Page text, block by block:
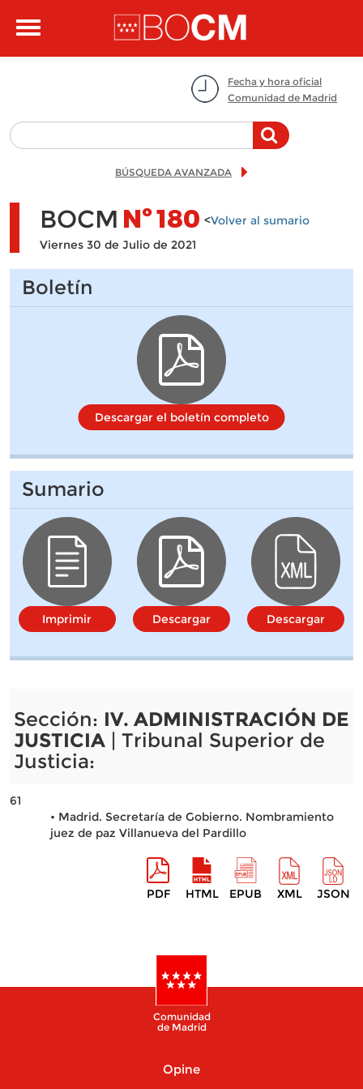
Toggle
Fecha y hora oficial
Comunidad de Madrid
BÚSQUEDA AVANZADA
BOCM Nº180 <Volver al sumario
Viernes 30 de Julio de 2021
Boletín
Descargar el boletín completo
Sumario
Imprimir Descargar Descargar
Sección: IV. ADMINISTRACIÓN DE
JUSTICIA| Tribunal Superior de
Justicia:
61
• Madrid. Secretaría de Gobierno. Nombramiento
juez de paz Villanueva del Pardillo
PDF HTML EPUB XML JSON
Comunidad
de Madrid
Opine